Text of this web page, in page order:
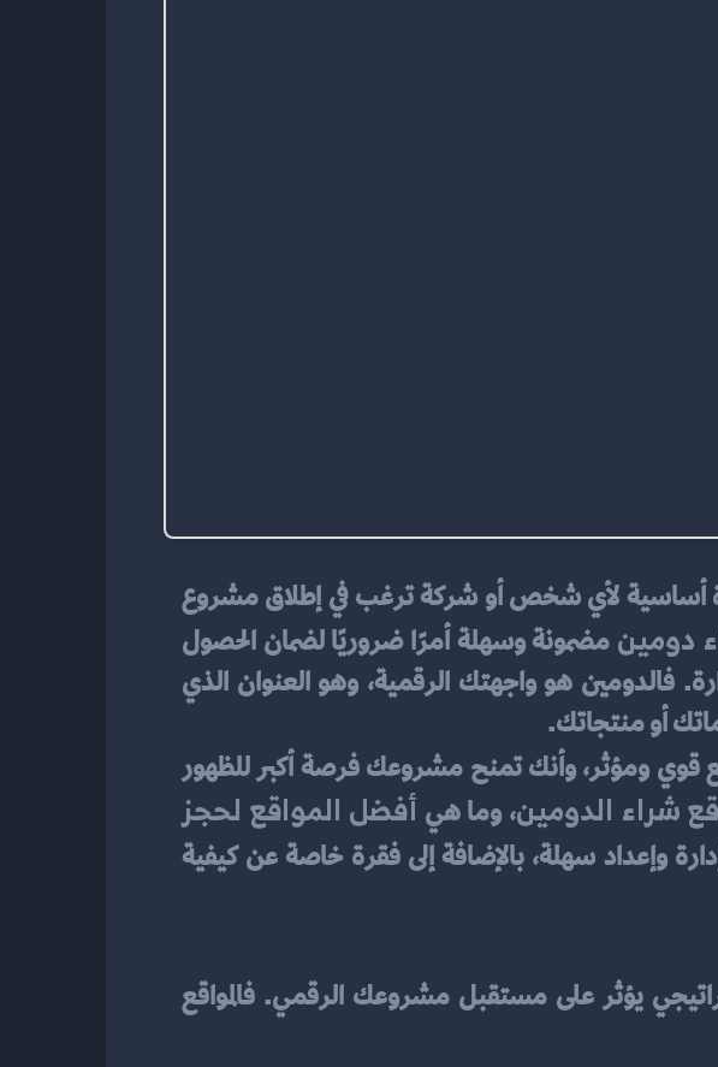
دومين
أو منتجاتك.
يعني أنك تضع الأساس لموقع قوي ومؤثر، وأنك تمنح مشروعك فرصة أكبر للظهور
شراء الدومين، وما هي
أفضل المواقع لحجز